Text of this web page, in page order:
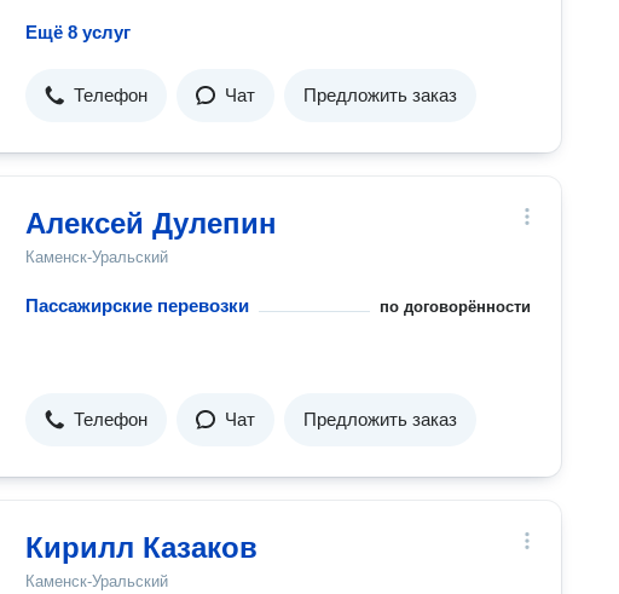
Ещё 8 услуг
Телефон Чат Предложить заказ
Алексей Дулепин
Каменск-Уральский
Пассажирские перевозки по договорённости
Телефон Чат Предложить заказ
Кирилл Казаков
Каменск-Уральский